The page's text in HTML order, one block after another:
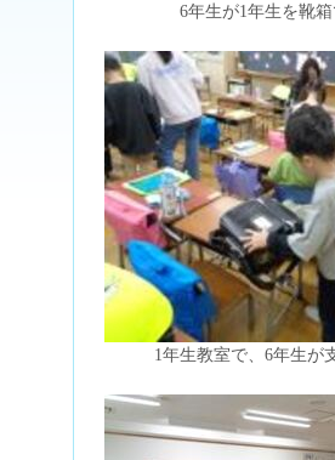
6年生が1年生を靴箱
1年生教室で、6年生が